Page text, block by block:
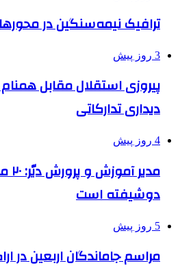
ترافیک نیمه‌سنگین در
3 روز پیش
پیروزی استقلال مقابل
دیداری تدارکاتی
4 روز پیش
دوشیفته است
5 روز پیش
مراسم جاماندگان اربعین در